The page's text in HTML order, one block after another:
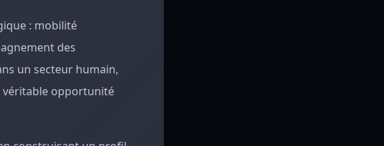
: mobilité
des
un secteur humain,
véritable opportunité